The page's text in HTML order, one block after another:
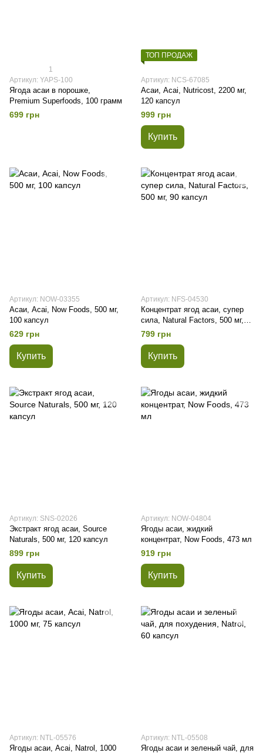
1
Артикул: YAPS-100
Ягода асаи в порошке,
Premium Superfoods, 100 грамм
699 грн
ТОП ПРОДАЖ
Артикул: NCS-67085
Асаи, Acai, Nutricost, 2200 мг,
120 капсул
999 грн
Купить
Артикул: NOW-03355
Асаи, Acai, Now Foods, 500 мг,
100 капсул
629 грн
Купить
Артикул: NFS-04530
Концентрат ягод асаи, супер
сила, Natural Factors, 500 мг,
90 капсул
799 грн
Купить
Артикул: SNS-02026
Экстракт ягод асаи, Source
Naturals, 500 мг, 120 капсул
899 грн
Купить
Артикул: NOW-04804
Ягоды асаи, жидкий
концентрат, Now Foods, 473 мл
919 грн
Купить
Артикул: NTL-05576
Ягоды асаи, Acai, Natrol, 1000
Артикул: NTL-05508
Ягоды асаи и зеленый чай, для